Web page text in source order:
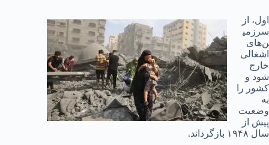
اول، از
سرزمی
ن‌های
اشغالی
خارج
شود و
کشور را
به
وضعیت
پیش از
سال ۱۹۴۸ بازگرداند.